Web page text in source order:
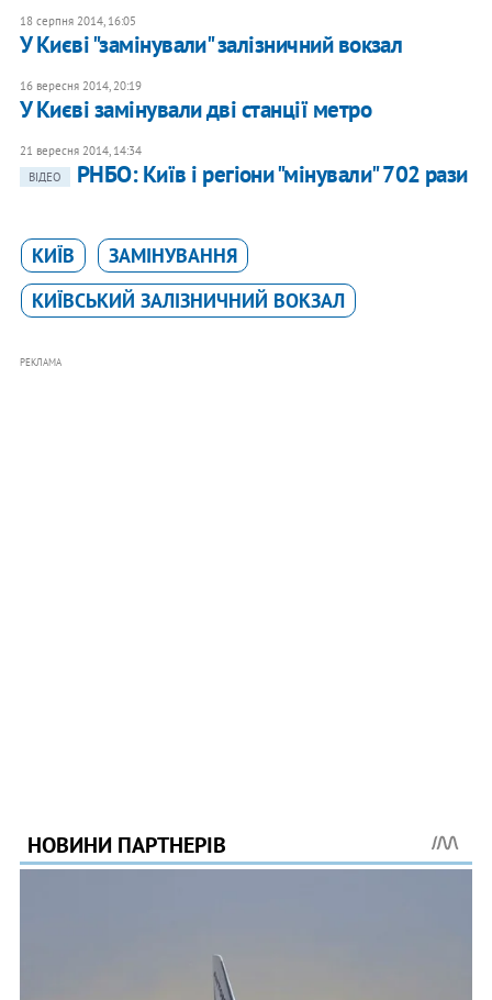
18 серпня 2014, 16:05
У Києві "замінували" залізничний вокзал
16 вересня 2014, 20:19
У Києві замінували дві станції метро
21 вересня 2014, 14:34
ВІДЕО
РНБО: Київ і регіони "мінували" 702 рази
КИЇВ
ЗАМІНУВАННЯ
КИЇВСЬКИЙ ЗАЛІЗНИЧНИЙ ВОКЗАЛ
РЕКЛАМА